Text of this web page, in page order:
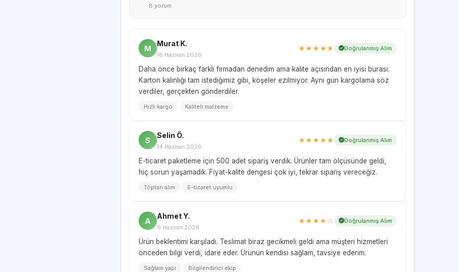
8 yorum
M
Murat K.
18 Haziran 2026
★★★★★ Doğrulanmış Alım
Daha önce birkaç farklı firmadan denedim ama kalite açısından en iyisi burası.
Karton kalınlığı tam istediğimiz gibi, köşeler ezilmiyor. Aynı gün kargolama söz
verdiler, gerçekten gönderdiler.
Hızlı kargo Kaliteli malzeme
S
Selin Ö.
14 Haziran 2026
★★★★★ Doğrulanmış Alım
E-ticaret paketleme için 500 adet sipariş verdik. Ürünler tam ölçüsünde geldi,
hiç sorun yaşamadık. Fiyat-kalite dengesi çok iyi, tekrar sipariş vereceğiz.
Toptan alım E-ticaret uyumlu
A
Ahmet Y.
9 Haziran 2026
★★★★☆ Doğrulanmış Alım
Ürün beklentimi karşıladı. Teslimat biraz gecikmeli geldi ama müşteri hizmetleri
önceden bilgi verdi, idare eder. Ürünün kendisi sağlam, tavsiye ederim.
Sağlam yapı Bilgilendirici ekip